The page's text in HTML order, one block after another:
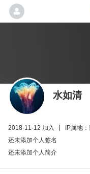
水如清
2018-11-12 加入
IP属地：
还未添加个人签名
还未添加个人简介